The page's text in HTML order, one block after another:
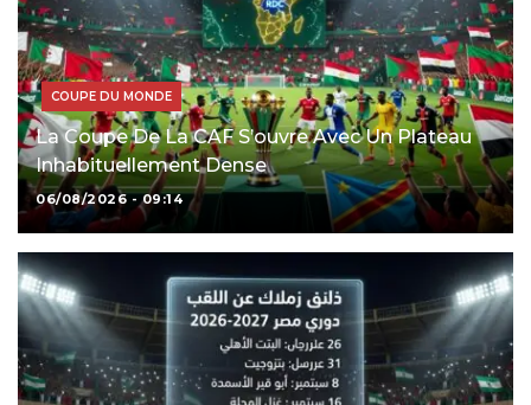
COUPE DU MONDE
La Coupe De La CAF S’ouvre Avec Un Plateau
Inhabituellement Dense
06/08/2026 - 09:14